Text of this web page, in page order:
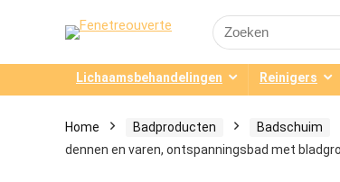
Search
for:
Lichaamsbehandelingen Reinigers
Home Badproducten Badschuim
dennen en varen, ontspanningsbad met